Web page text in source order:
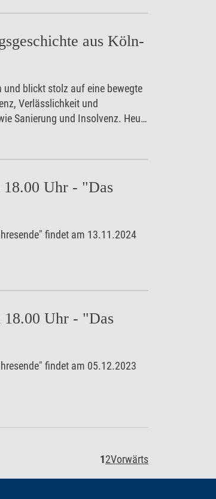
aus Köln-
und blickt stolz auf eine bewegte
Verlässlichkeit und
Sanierung und Insolvenz. Heute
18.00 Uhr - "Das
findet am 13.11.2024
18.00 Uhr - "Das
findet am 05.12.2023
12Vorwärts